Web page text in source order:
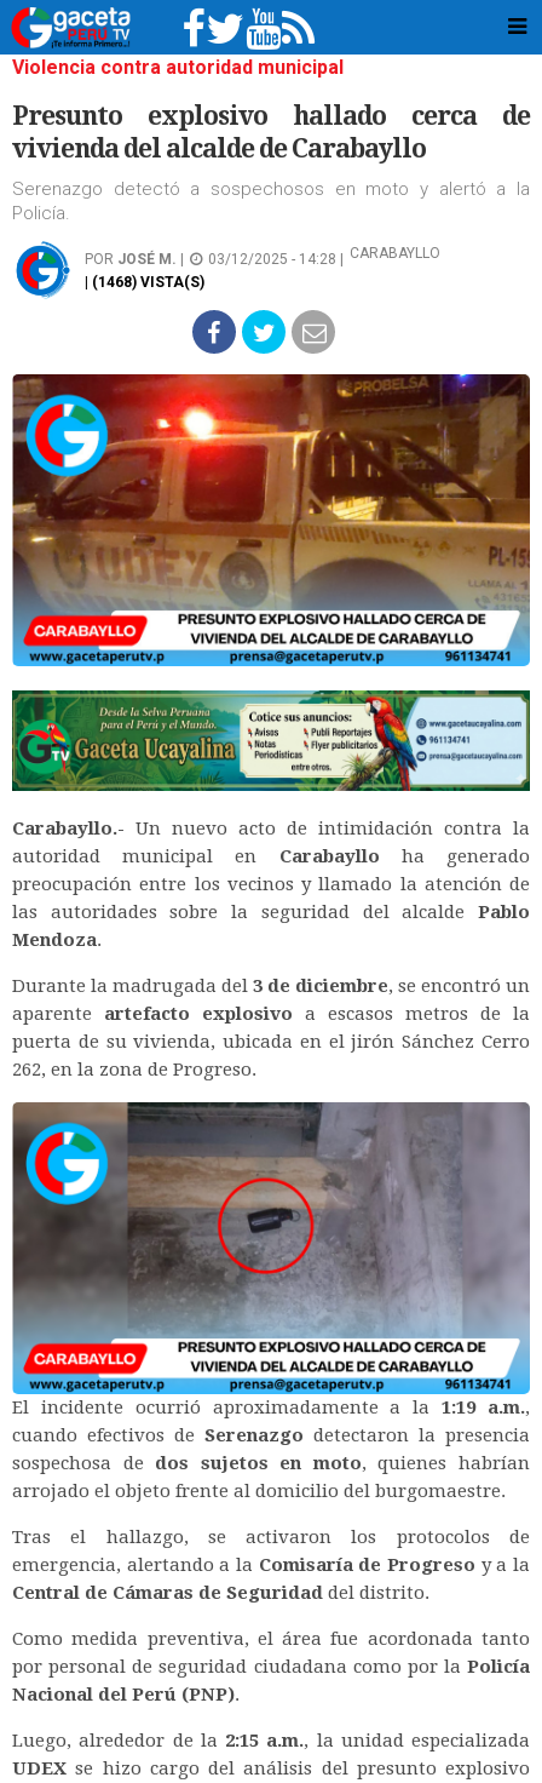
Violencia contra autoridad municipal
Presunto explosivo hallado cerca de
vivienda del alcalde de Carabayllo
Serenazgo detectó a sospechosos en moto y alertó a la
Policía.
POR JOSÉ M. 03/12/2025 - 14:28 |
CARABAYLLO
| (1468) VISTA(S)
Carabayllo.- Un nuevo acto de intimidación contra la
autoridad municipal en Carabayllo ha generado
preocupación entre los vecinos y llamado la atención de
las autoridades sobre la seguridad del alcalde Pablo
Mendoza.
Durante la madrugada del 3 de diciembre, se encontró un
aparente artefacto explosivo a escasos metros de la
puerta de su vivienda, ubicada en el jirón Sánchez Cerro
262, en la zona de Progreso.
El incidente ocurrió aproximadamente a la1:19 a.m.,
cuando efectivos de Serenazgo detectaron la presencia
sospechosa de dos sujetos en moto, quienes habrían
arrojado el objeto frente al domicilio del burgomaestre.
Tras el hallazgo, se activaron los protocolos de
emergencia, alertando a la Comisaría de Progreso y a la
Central de Cámaras de Seguridad del distrito.
Como medida preventiva, el área fue acordonada tanto
por personal de seguridad ciudadana como por la Policía
Nacional del Perú (PNP).
Luego, alrededor de la 2:15 a.m., la unidad especializada
UDEX se hizo cargo del análisis del presunto explosivo